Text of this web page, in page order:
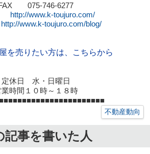
075-746-6277
http://www.k-toujuro.com/
http://www.k-toujuro.com/blog/
を売りたい方は、こちらから
定休日 水・日曜日
業時間１０時～１８時
不動産動向
記事を書いた人